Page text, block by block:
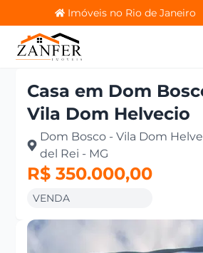
Imóveis no Rio de Janeiro
Casa em Dom
Vila Dom Helvecio
Dom Bosco - Vila Dom
del Rei - MG
R$ 350.000,00
VENDA